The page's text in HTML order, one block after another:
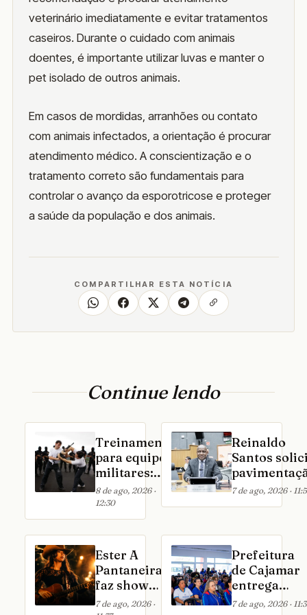
veterinário imediatamente e evitar tratamentos
caseiros. Durante o cuidado com animais
doentes, é importante utilizar luvas e manter o
pet isolado de outros animais.
Em casos de mordidas, arranhões ou contato
com animais infectados, a orientação é procurar
atendimento médico. A conscientização e o
tratamento correto são fundamentais para
controlar o avanço da esporotricose e proteger
a saúde da população e dos animais.
COMPARTILHAR ESTA NOTÍCIA
Continue lendo
Treinamento
para equipes
militares:
módulos
usados e
aprovados
pelas
principais
forças de
defesa serão
apresentados
no COP
8 de ago, 2026 ·
12:30
Reinaldo
Santos
do
Saúde de
Cajamar
7 de ago, 2026 ·
Ester A
Pantaneira
faz show
no Villa
7 de ago, 2026 ·
Prefeitura
de Cajamar
entrega
novos
7 de ago, 2026 ·